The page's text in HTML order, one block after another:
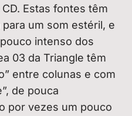
Estas fontes têm
um som estéril, e
intenso dos
03 da Triangle têm
entre colunas e com
de pouca
por vezes um pouco